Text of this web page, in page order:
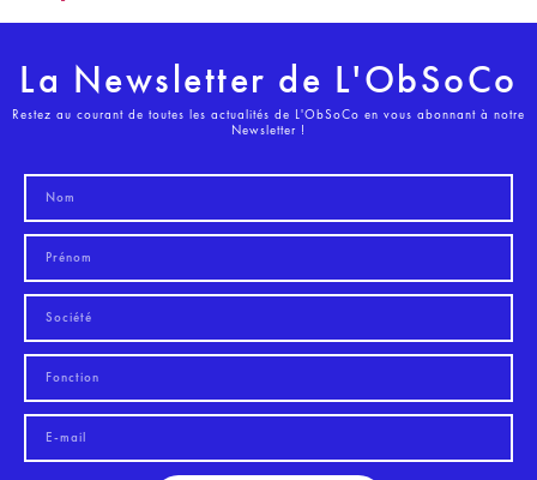
La Newsletter de L'ObSoCo
Restez au courant de toutes les actualités de L'ObSoCo en vous abonnant à notre
Newsletter !